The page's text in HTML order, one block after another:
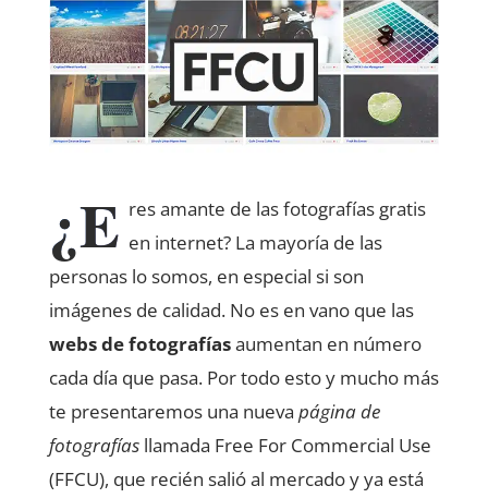
¿E res amante de las fotografías gratis
en internet? La mayoría de las
personas lo somos, en especial si son
imágenes de calidad. No es en vano que las
webs de fotografíasaumentan en número
cada día que pasa. Por todo esto y mucho más
te presentaremos una nueva página de
fotografíasllamada Free For Commercial Use
(FFCU), que recién salió al mercado y ya está